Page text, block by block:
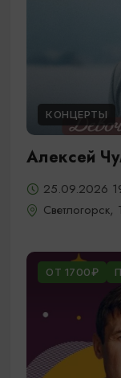
КОНЦЕРТЫ
Алексей
25.09.2026
Светлогорск,
ОТ 1700₽